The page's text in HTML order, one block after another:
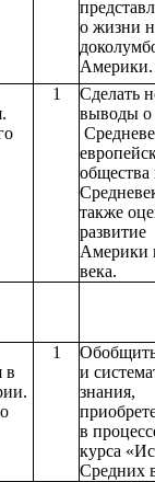
о жизни
Америки.
1
Сделать
выводы о
общества
также
развитие
Америки
века.
в
1
и
знания,
в
курса
Средних